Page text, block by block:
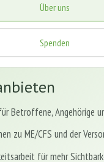
Über uns
Spenden
Betroffene, Angehörige
zu ME/CFS und der
für mehr